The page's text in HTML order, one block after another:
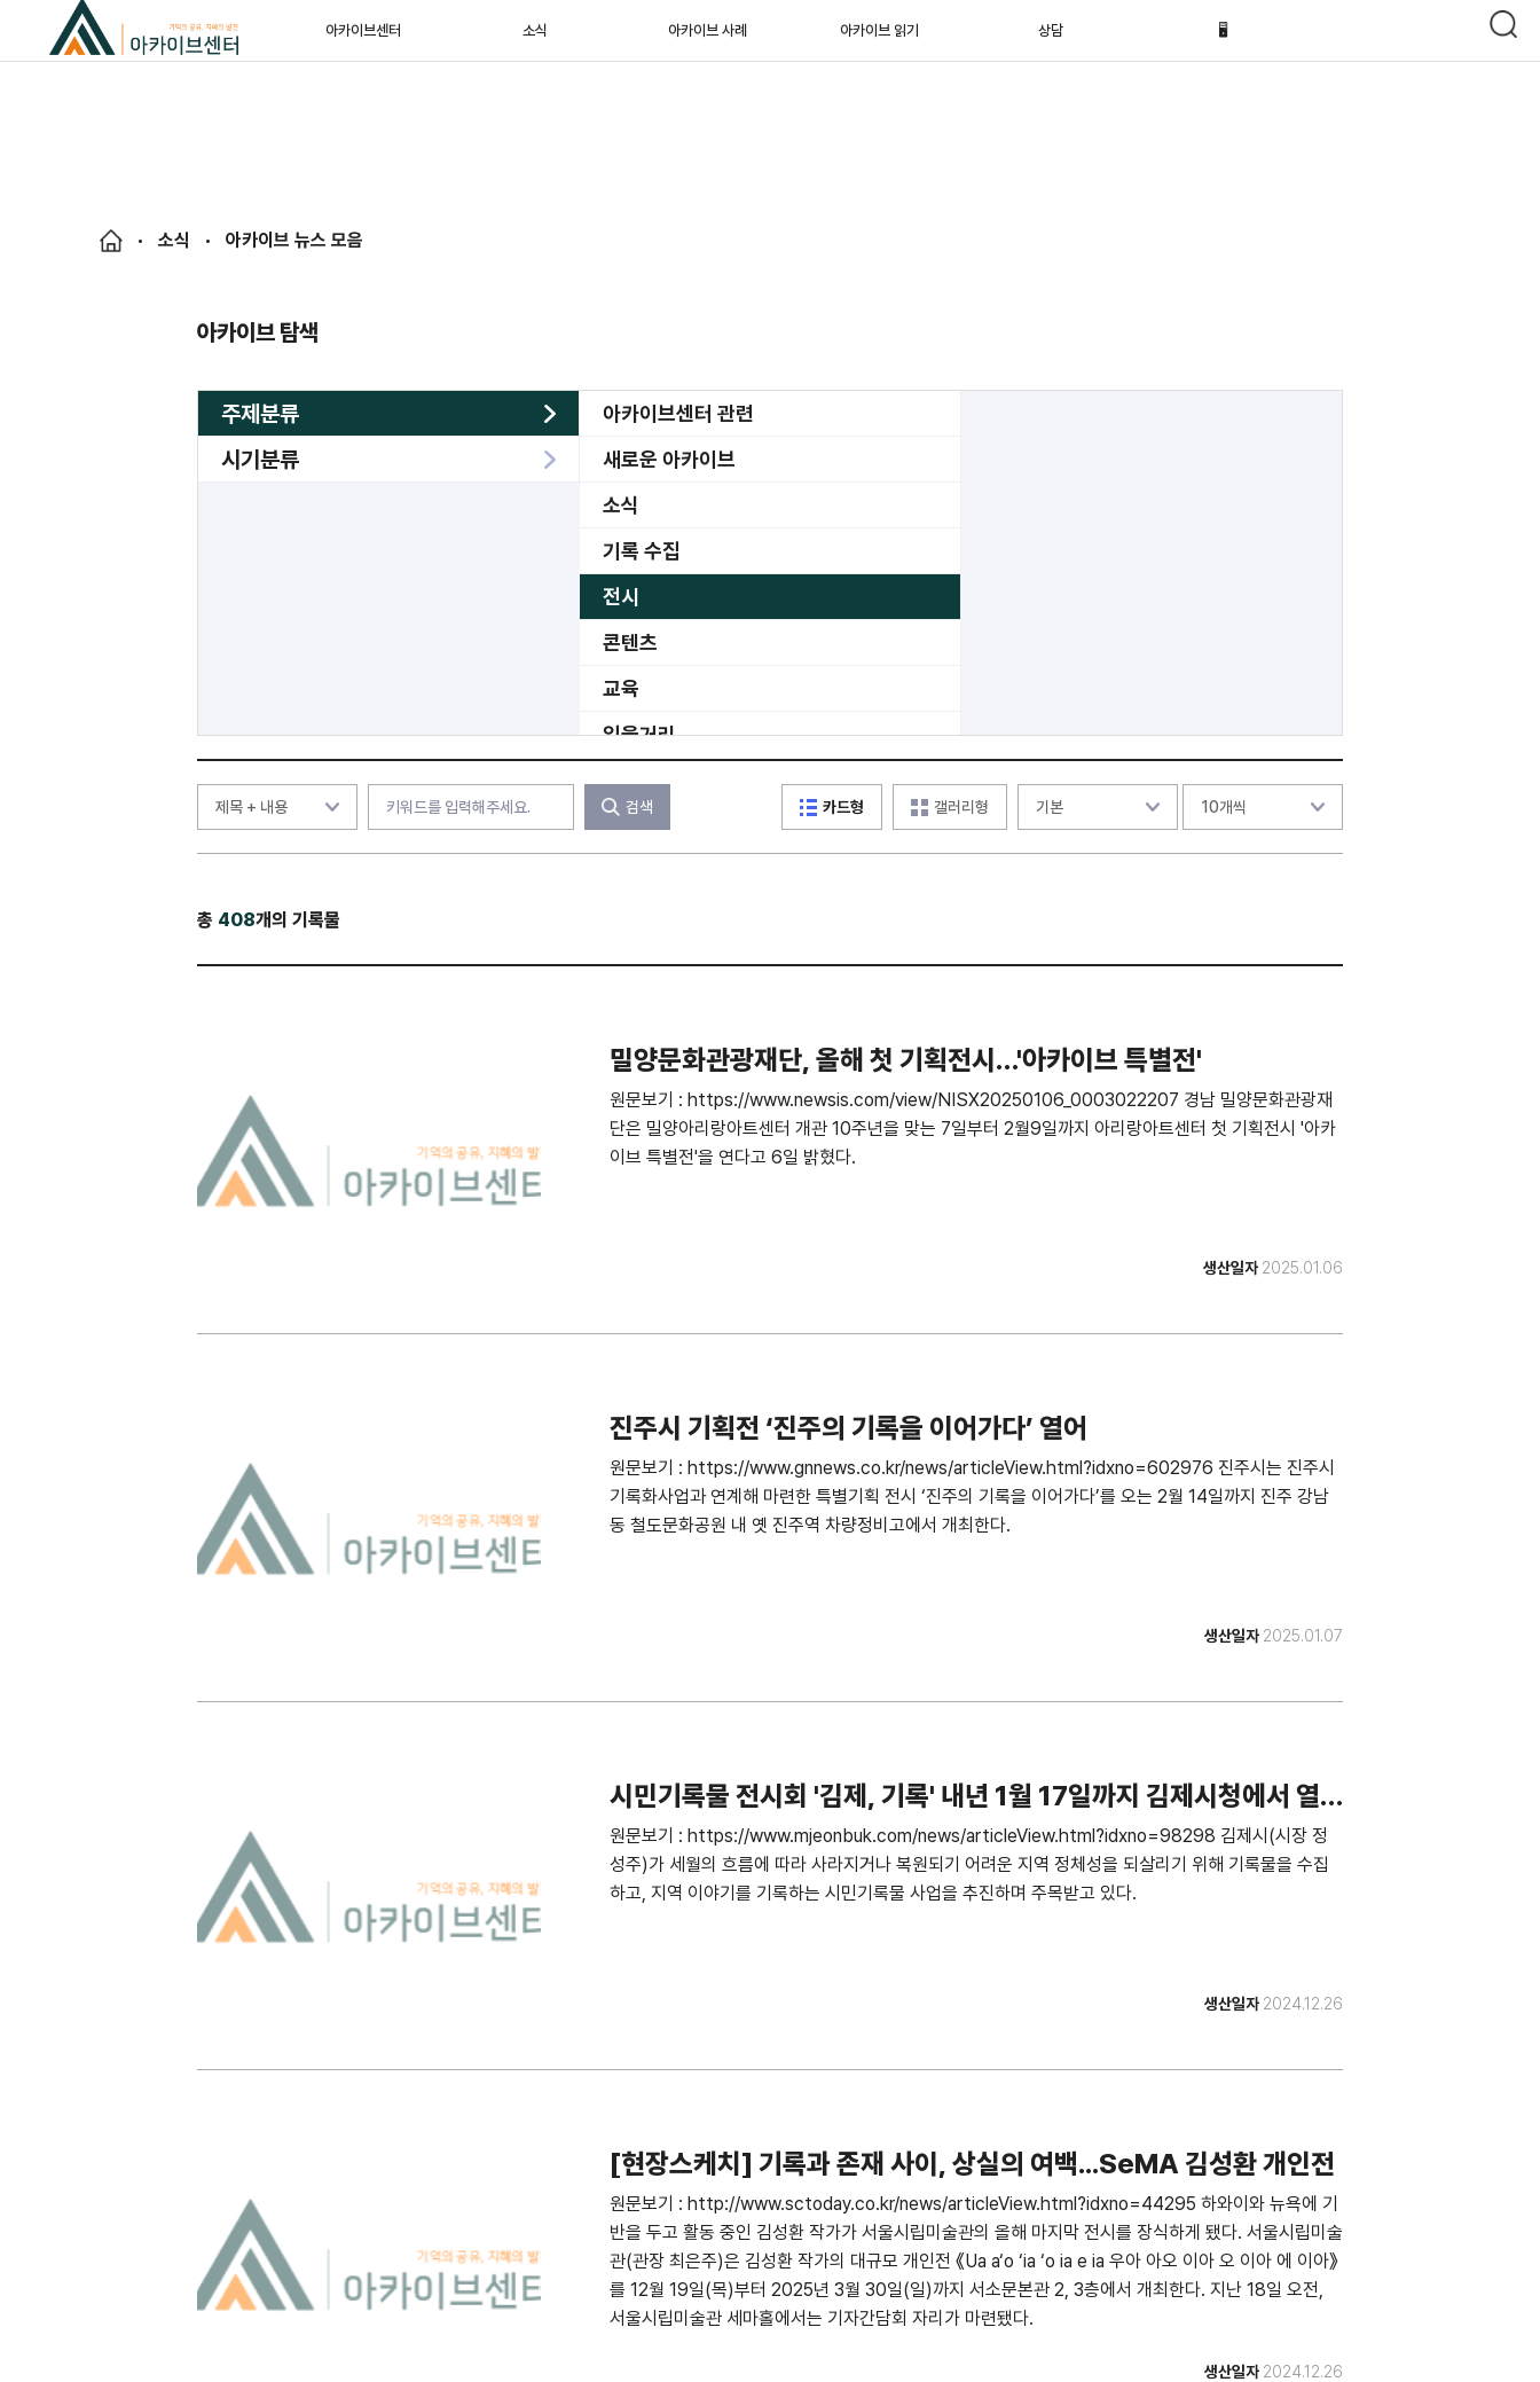
아카이브센터 소식 아카이브 사례 아카이브 읽기 상담 🖥️
소식 아카이브 뉴스 모음
아카이브 탐색
주제분류
아카이브센터 관련
새로운 아카이브
소식
기록 수집
전시
콘텐츠
교육
읽을거리
공공
수상
시기분류
검색 카드형 갤러리형
총 408개의 기록물
밀양문화관광재단, 올해 첫 기획전시…'아카이브 특별전'
원문보기 : https://www.newsis.com/view/NISX20250106_0003022207 경남 밀양문화관광재
단은 밀양아리랑아트센터 개관 10주년을 맞는 7일부터 2월9일까지 아리랑아트센터 첫 기획전시 '아카
이브 특별전'을 연다고 6일 밝혔다.
생산일자 2025.01.06
진주시 기획전 ‘진주의 기록을 이어가다’ 열어
원문보기 : https://www.gnnews.co.kr/news/articleView.html?idxno=602976 진주시는 진주시
기록화사업과 연계해 마련한 특별기획 전시 ‘진주의 기록을 이어가다’를 오는 2월 14일까지 진주 강남
동 철도문화공원 내 옛 진주역 차량정비고에서 개최한다.
생산일자 2025.01.07
시민기록물 전시회 '김제, 기록' 내년 1월 17일까지 김제시청에서 열
려
원문보기 : https://www.mjeonbuk.com/news/articleView.html?idxno=98298 김제시(시장 정
성주)가 세월의 흐름에 따라 사라지거나 복원되기 어려운 지역 정체성을 되살리기 위해 기록물을 수집
하고, 지역 이야기를 기록하는 시민기록물 사업을 추진하며 주목받고 있다.
생산일자 2024.12.26
[현장스케치] 기록과 존재 사이, 상실의 여백...SeMA 김성환 개인전
원문보기 : http://www.sctoday.co.kr/news/articleView.html?idxno=44295 하와이와 뉴욕에 기
반을 두고 활동 중인 김성환 작가가 서울시립미술관의 올해 마지막 전시를 장식하게 됐다. 서울시립미술
관(관장 최은주)은 김성환 작가의 대규모 개인전 《Ua a‘o ‘ia ‘o ia e ia 우아 아오 이아 오 이아 에 이아》
를 12월 19일(목)부터 2025년 3월 30일(일)까지 서소문본관 2, 3층에서 개최한다. 지난 18일 오전,
서울시립미술관 세마홀에서는 기자간담회 자리가 마련됐다.
생산일자 2024.12.26